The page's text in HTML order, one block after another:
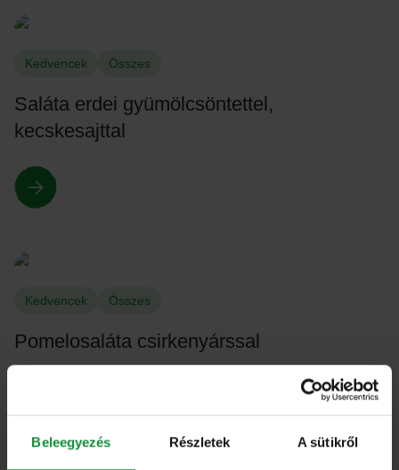
Beleegyezés Részletek A sütikről
Kedvencek Összes
Saláta erdei gyümölcsöntettel,
kecskesajttal
Kedvencek Összes
Pomelosaláta csirkenyárssal